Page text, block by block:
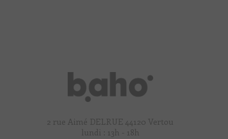
2 rue Aimé DELRUE 44120 Vertou
lundi : 13h - 18h